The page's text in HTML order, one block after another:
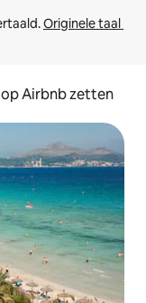
Originele taal
Airbnb zetten